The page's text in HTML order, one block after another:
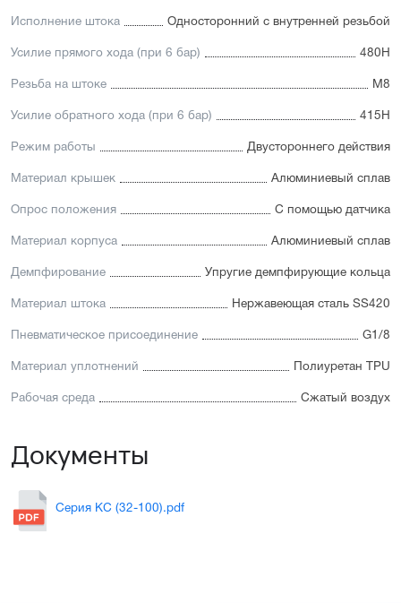
Исполнение штока Односторонний с внутренней резьбой
Усилие прямого хода (при 6 бар) 480Н
Резьба на штоке М8
Усилие обратного хода (при 6 бар) 415Н
Режим работы Двустороннего действия
Материал крышек Алюминиевый сплав
Опрос положения С помощью датчика
Материал корпуса Алюминиевый сплав
Демпфирование Упругие демпфирующие кольца
Материал штока Нержавеющая сталь SS420
Пневматическое присоединение G1/8
Материал уплотнений Полиуретан TPU
Рабочая среда Сжатый воздух
Документы
Серия KC (32-100).pdf